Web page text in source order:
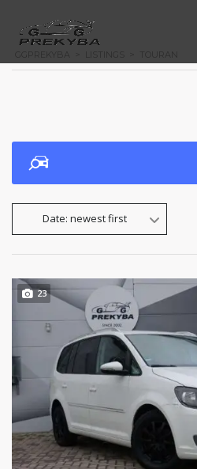
GGPREKYBA LISTINGS TOURAN
Date: newest first
23